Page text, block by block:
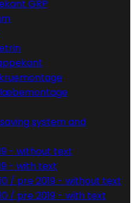
GRP
saving system and
- without text
- with text
/ pre 2019 - without text
/ pre 2019 - with text